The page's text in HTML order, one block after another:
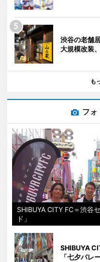
渋谷の老舗
大規模改装
も
フォ
SHIBUYA CITY FC＝渋谷
ド」
SHIBUYA
「七夕パレ